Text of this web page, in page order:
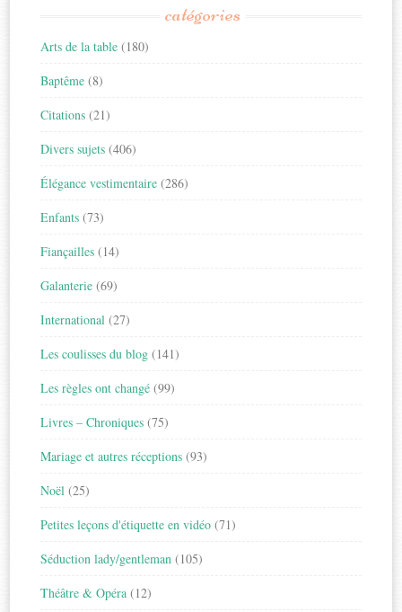
catégories
Arts de la table (180)
Baptême (8)
Citations (21)
Divers sujets (406)
Élégance vestimentaire (286)
Enfants (73)
Fiançailles (14)
Galanterie (69)
International (27)
Les coulisses du blog (141)
Les règles ont changé (99)
Livres – Chroniques (75)
Mariage et autres réceptions (93)
Noël (25)
Petites leçons d'étiquette en vidéo (71)
Séduction lady/gentleman (105)
Théâtre & Opéra (12)